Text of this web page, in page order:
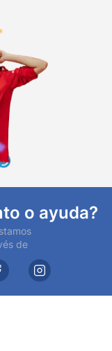
o ayuda?
de